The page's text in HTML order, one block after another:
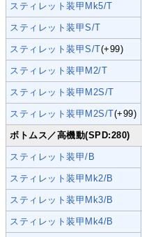
スティレット装甲Mk5/T
スティレット装甲S/T
スティレット装甲S/T(+99)
スティレット装甲M2/T
スティレット装甲M2S/T
スティレット装甲M2S/T(+99)
ボトムス／高機動(SPD:280)
スティレット装甲/B
スティレット装甲Mk2/B
スティレット装甲Mk3/B
スティレット装甲Mk4/B